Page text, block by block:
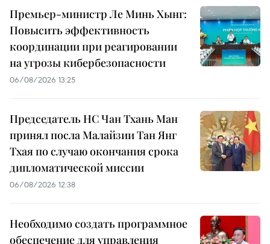
Премьер-министр Ле Минь Хынг:
Повысить эффективность
координации при реагировании
на угрозы кибербезопасности
06/08/2026 13:25
Председатель НС Чан Тхань Ман
принял посла Малайзии Тан Янг
Тхая по случаю окончания срока
дипломатической миссии
06/08/2026 12:38
Необходимо создать программное
обеспечение для управления